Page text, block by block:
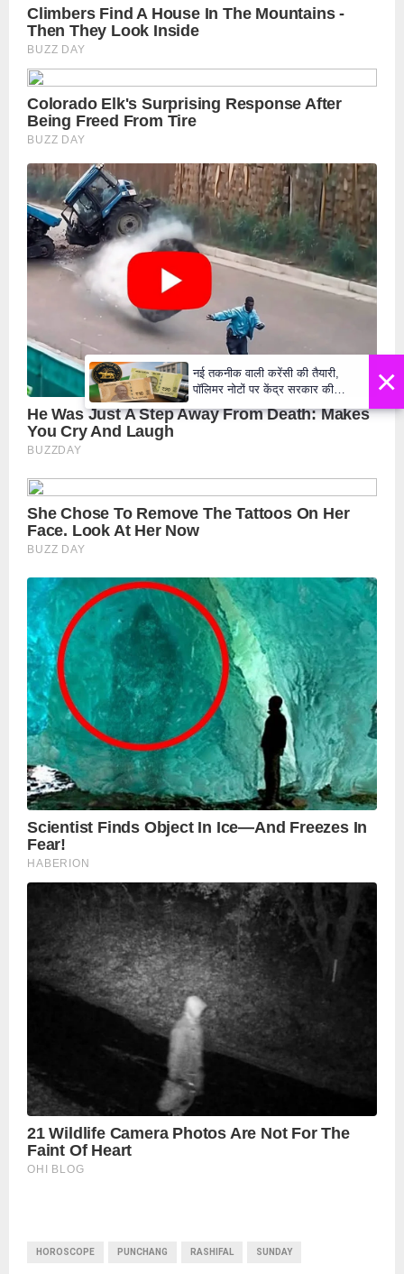
HOROSCOPE PUNCHANG RASHIFAL SUNDAY
×
नई तकनीक वाली करेंसी की तैयारी,
पॉलिमर नोटों पर केंद्र सरकार की
मुहर,जल्द बाजार में दिखेंगे प्लास्टिक के
₹10 और ₹20 के नोट - Daily Lok